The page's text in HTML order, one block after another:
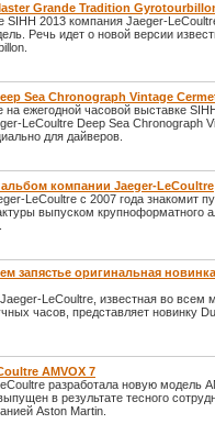
Grande Tradition
SIHH 2013 компания Jaeger-
Речь идет о новой версии
Sea Chronograph Vintage
ежегодной часовой выставке
LeCoultre Deep Sea Chronograph
для дайверов.
компании Jaeger-LeCoultre
LeCoultre с 2007 года знакомит
выпуском крупноформатного
запястье оригинальная
LeCoultre, известная во всем
часов, представляет новинку
AMVOX 7
разработала новую модель
в результате тесного
Aston Martin.